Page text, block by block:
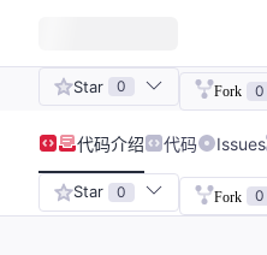
Star 0 Fork 0
代码介绍 代码 Issues
Star 0 Fork 0